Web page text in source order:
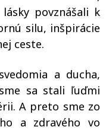
povznášali k
silu, inšpirácie
ceste.
a ducha,
sa stali ľuďmi
A preto sme zo
a zdravého vo